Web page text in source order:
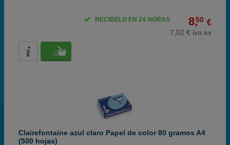
8,50 €
7,02 € iva ex
RECÍBELO EN 24 HORAS
Clairefontaine azul claro Papel de color 80 gramos A4
(500 hojas)